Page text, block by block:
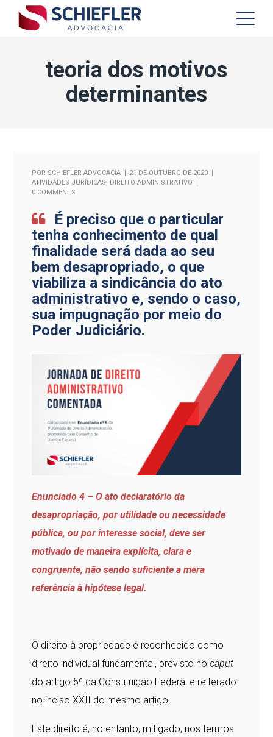
teoria dos motivos
determinantes
POR SCHIEFLER ADVOCACIA
21 DE OUTUBRO DE 2020
ATIVIDADES JURÍDICAS, DIREITO ADMINISTRATIVO
0 COMMENTS
É preciso que o particular
tenha conhecimento de qual
finalidade será dada ao seu
bem desapropriado, o que
viabiliza a sindicância do ato
administrativo e, sendo o caso,
sua impugnação por meio do
Poder Judiciário.
Enunciado 4 – O ato declaratório da
desapropriação, por utilidade ou necessidade
pública, ou por interesse social, deve ser
motivado de maneira explícita, clara e
congruente, não sendo suficiente a mera
referência à hipótese legal.
O direito à propriedade é reconhecido como
direito individual fundamental, previsto nocaput
do artigo 5º da Constituição Federal e reiterado
no inciso XXII do mesmo artigo.
Este direito é, no entanto, mitigado, nos termos